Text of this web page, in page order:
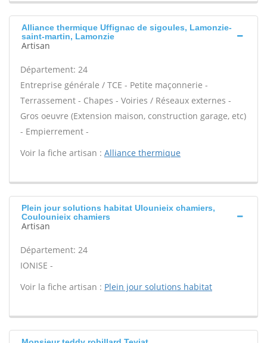
Alliance thermique Uffignac de sigoules, Lamonzie-
saint-martin, Lamonzie
Artisan
Département: 24
Entreprise générale / TCE - Petite maçonnerie -
Terrassement - Chapes - Voiries / Réseaux externes -
Gros oeuvre (Extension maison, construction garage, etc)
- Empierrement -
Voir la fiche artisan : Alliance thermique
Plein jour solutions habitat Ulounieix chamiers,
Coulounieix chamiers
Artisan
Département: 24
IONISE -
Voir la fiche artisan : Plein jour solutions habitat